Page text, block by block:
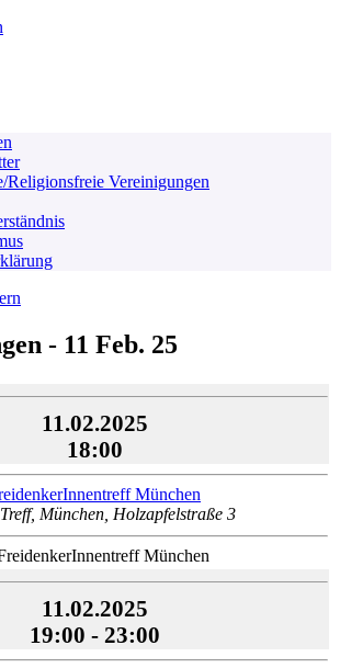
Religionsfreie Vereinigungen
- 11 Feb. 25
11.02.2025
18:00
München
München, Holzapfelstraße 3
11.02.2025
19:00 - 23:00